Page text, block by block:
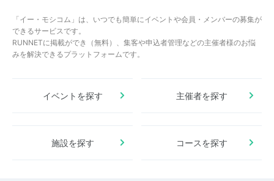
「イー・モシコム」は、いつでも簡単にイベントや会員・メンバーの募集が
できるサービスです。
RUNNETに掲載ができ（無料）、集客や申込者管理などの主催者様のお悩
みを解決できるプラットフォームです。
イベントを探す 主催者を探す
施設を探す コースを探す